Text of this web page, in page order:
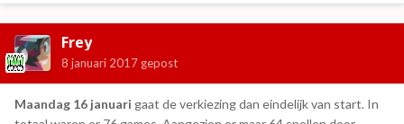
Frey
8 januari 2017 gepost
Maandag 16 januari gaat de verkiezing dan eindelijk van start. In